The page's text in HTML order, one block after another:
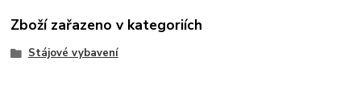
Zboží zařazeno v kategoriích
Stájové vybavení